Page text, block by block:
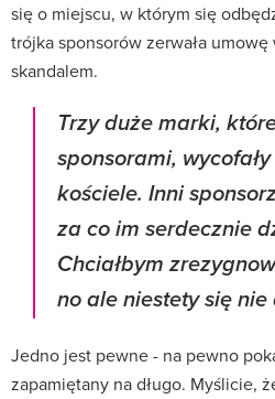
się o miejscu, w którym się
trójka sponsorów zerwała
skandalem.
Trzy duże marki,
sponsorami,
kościele. Inni
za co im serdecznie
Chciałbym
no ale niestety się nie
Jedno jest pewne - na pewno
zapamiętany na długo. Myślicie,